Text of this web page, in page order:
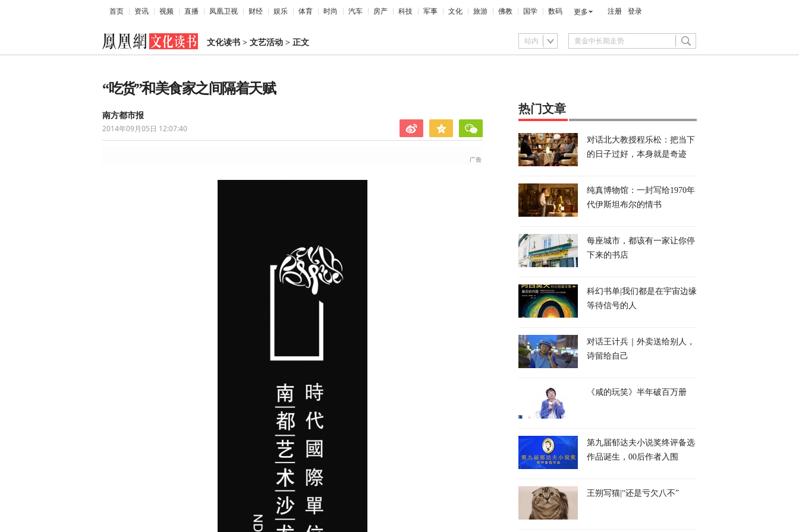
首页 资讯 视频 直播 凤凰卫视 财经 娱乐 体育 时尚 汽车 房产 科技 军事 文化 旅游 佛教 国学 数码 更多 注册 登录
文化读书 > 文艺活动 > 正文 站内
“吃货”和美食家之间隔着天赋
南方都市报
2014年09月05日 12:07:40
热门文章
对话北大教授程乐松：把当下
的日子过好，本身就是奇迹
纯真博物馆：一封写给1970年
代伊斯坦布尔的情书
每座城市，都该有一家让你停
下来的书店
科幻书单|我们都是在宇宙边缘
等待信号的人
对话王计兵｜外卖送给别人，
诗留给自己
《咸的玩笑》半年破百万册
第九届郁达夫小说奖终评备选
作品诞生，00后作者入围
王朔写猫|“还是亏欠八不”